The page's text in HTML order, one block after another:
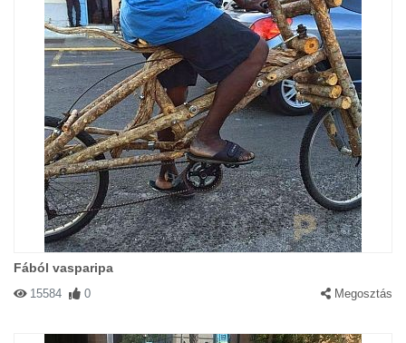
Fából vasparipa
15584 0 Megosztás